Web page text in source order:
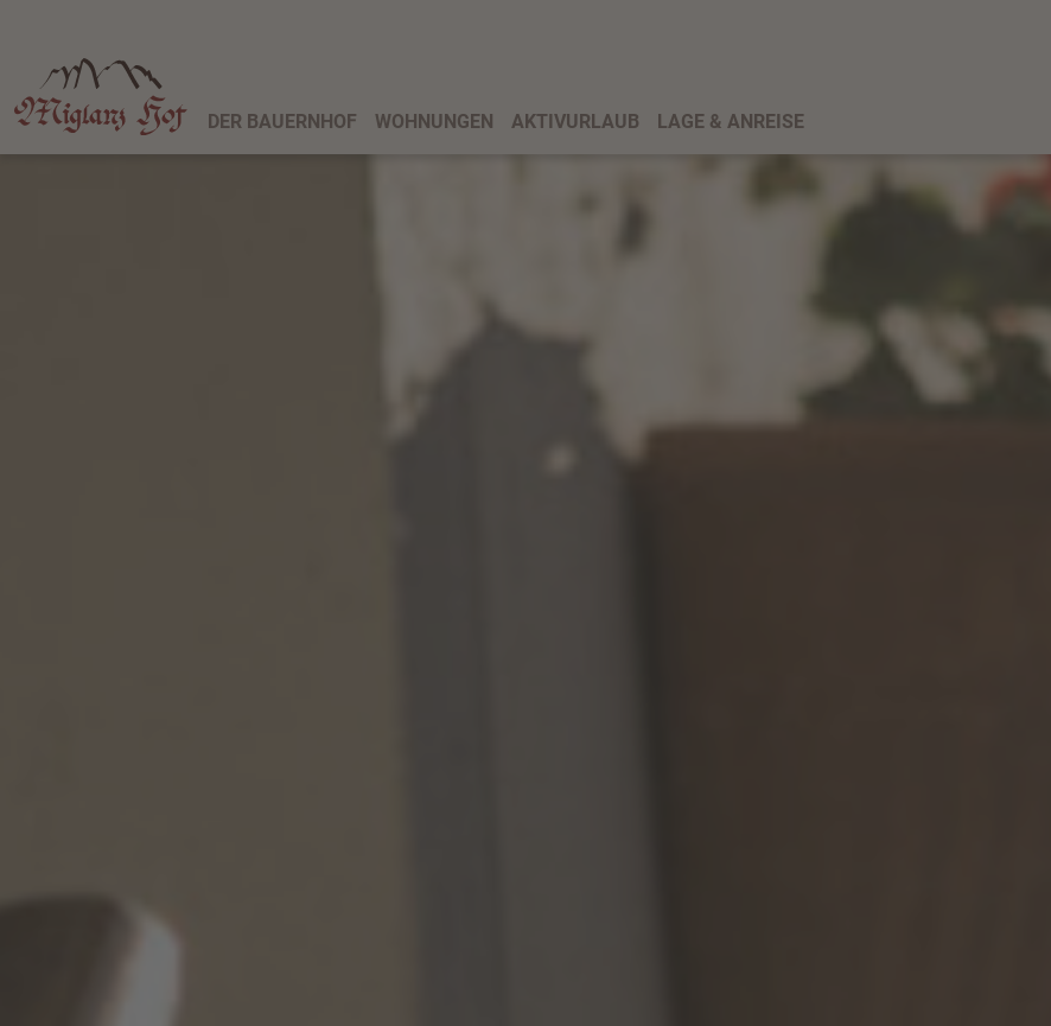
DER BAUERNHOF WOHNUNGEN AKTIVURLAUB LAGE & ANREISE